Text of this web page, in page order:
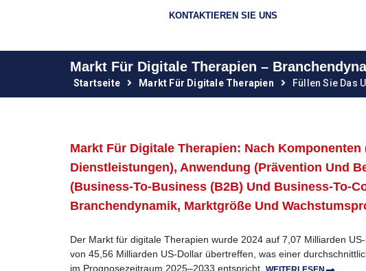
KONTAKTIEREN SIE UNS
Markt Für Digitale Therapien –
Startseite Markt Für Digitale Therapien Füllen Sie Das
Markt Für Digitale Therapien: Nach Komponenten
Dienstleistungen), Anwendung (Prävention Und
(Business-To-Business (B2B) Und Business-To-
Branchendynamik, Marktgröße Und
Der Markt für digitale Therapien wurde 2024 auf 7,07 Milliarden
von 45,56 Milliarden US-Dollar übertreffen, was einer
im Prognosezeitraum 2025–2033 entspricht.